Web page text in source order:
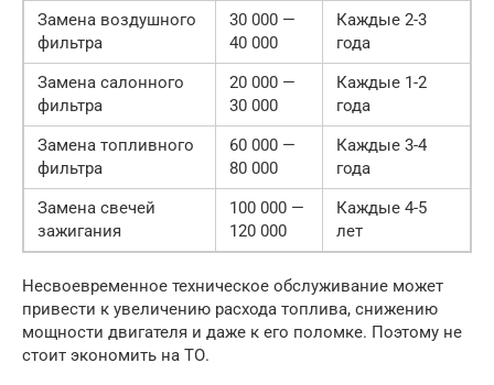
Замена воздушного
фильтра
30 000 —
40 000
Каждые 2-3
года
Замена салонного
фильтра
20 000 —
30 000
Каждые 1-2
года
Замена топливного
фильтра
60 000 —
80 000
Каждые 3-4
года
Замена свечей
зажигания
100 000 —
120 000
Каждые 4-5
лет
Несвоевременное техническое обслуживание может
привести к увеличению расхода топлива, снижению
мощности двигателя и даже к его поломке. Поэтому не
стоит экономить на ТО.